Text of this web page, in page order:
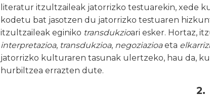
literatur itzultzaileak jatorrizko testuarekin, xede
kodetu bat jasotzen du jatorrizko testuaren
itzultzaileak eginiko transdukzioari esker. Hortaz,
interpretazioa, transdukzioa, negoziazioaeta
jatorrizko kulturaren tasunak ulertzeko, hau da,
hurbiltzea errazten dute.
2.